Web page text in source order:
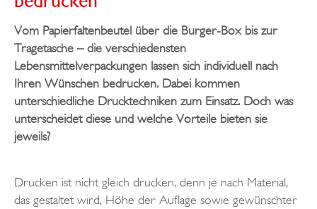
Vom Papierfaltenbeutel über die Burger-Box bis zur
Tragetasche – die verschiedensten
Lebensmittelverpackungen lassen sich individuell nach
Ihren Wünschen bedrucken. Dabei kommen
unterschiedliche Drucktechniken zum Einsatz. Doch was
unterscheidet diese und welche Vorteile bieten sie
jeweils?
Drucken ist nicht gleich drucken, denn je nach Material,
das gestaltet wird, Höhe der Auflage sowie gewünschter